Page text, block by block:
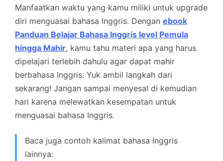
Manfaatkan waktu yang kamu miliki untuk upgrade
diri menguasai bahasa Inggris. Dengan ebook
Panduan Belajar Bahasa Inggris level Pemula
hingga Mahir, kamu tahu materi apa yang harus
dipelajari terlebih dahulu agar dapat mahir
berbahasa Inggris. Yuk ambil langkah dari
sekarang! Jangan sampai menyesal di kemudian
hari karena melewatkan kesempatan untuk
menguasai bahasa Inggris.
Baca juga contoh kalimat bahasa Inggris
lainnya: